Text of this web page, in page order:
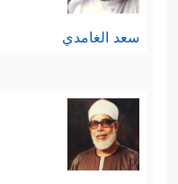
سعد الغامدي